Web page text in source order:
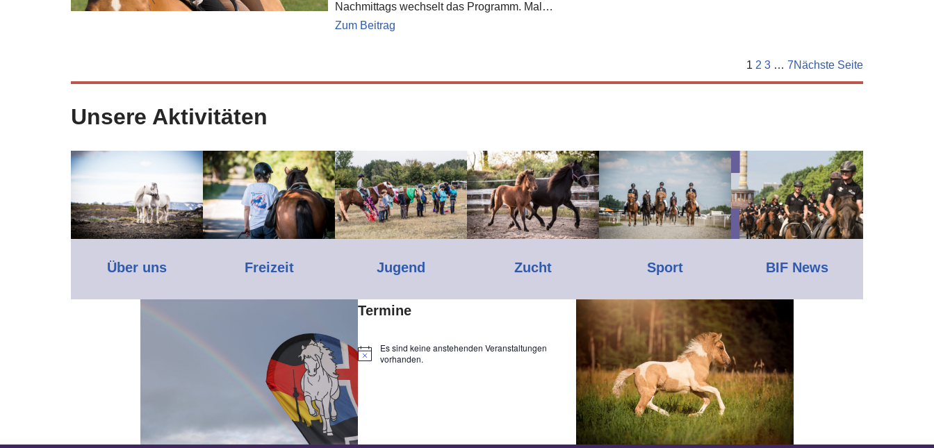
Nachmittags wechselt das Programm. Mal…
Zum Beitrag
1 2 3 … 7Nächste Seite
Unsere Aktivitäten
Über uns Freizeit Jugend Zucht Sport BIF News
Termine
H
i
Es sind keine anstehenden Veranstaltungen
vorhanden.